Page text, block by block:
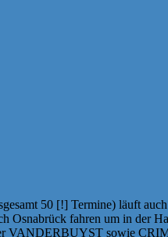
50 [!] Termine) läuft
fahren um in der
VANDERBUYST sowie